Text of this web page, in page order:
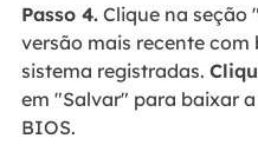
Passo 4.Clique na seção
versão mais recente
sistema registradas.
em "Salvar" para baixar
BIOS.